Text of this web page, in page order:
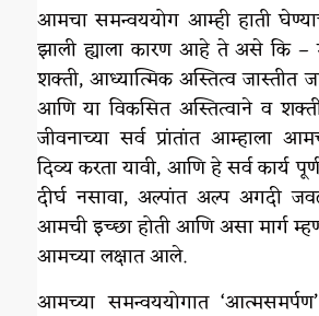
आमचा समन्वययोग आम्ही हाती
झाली ह्याला कारण आहे ते असे कि –
शक्ती, आध्यात्मिक अस्तित्व जास्तीत
आणि या विकसित अस्तित्वाने व
जीवनाच्या सर्व प्रांतांत आम्हाला
दिव्य करता यावी, आणि हे सर्व कार्य
दीर्घ नसावा, अल्पांत अल्प अगदी
आमची इच्छा होती आणि असा मार्ग
आमच्या लक्षात आले.
आमच्या समन्वययोगात